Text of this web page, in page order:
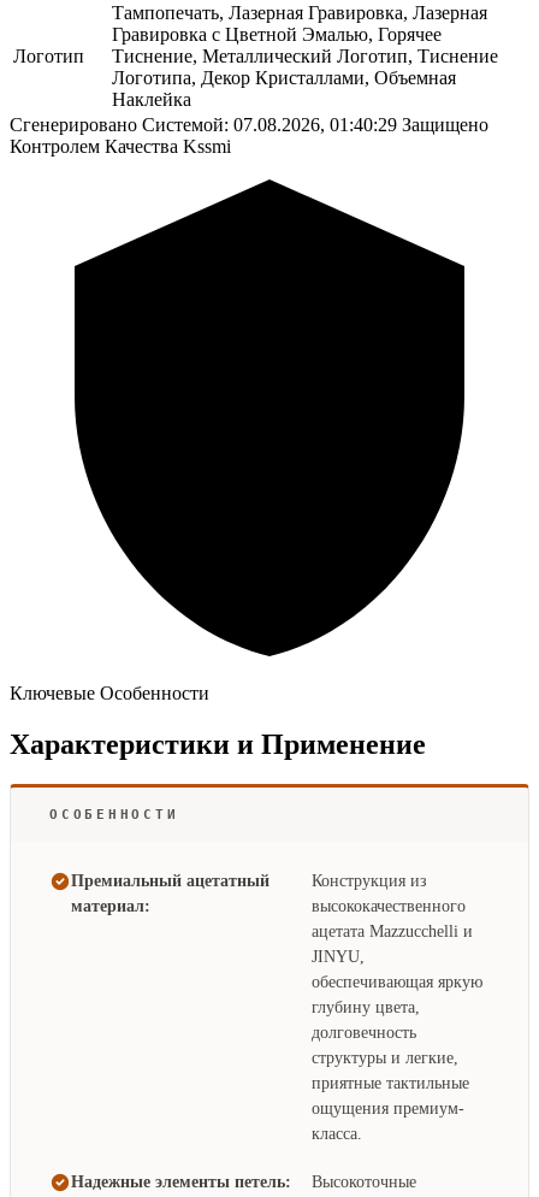
Логотип
Тампопечать, Лазерная Гравировка, Лазерная
Гравировка с Цветной Эмалью, Горячее
Тиснение, Металлический Логотип, Тиснение
Логотипа, Декор Кристаллами, Объемная
Наклейка
Сгенерировано Системой: 07.08.2026, 01:40:29 Защищено
Контролем Качества Kssmi
Ключевые Особенности
Характеристики и Применение
ОСОБЕННОСТИ
Премиальный ацетатный
материал:
Конструкция из
высококачественного
ацетата Mazzucchelli и
JINYU,
обеспечивающая яркую
глубину цвета,
долговечность
структуры и легкие,
приятные тактильные
ощущения премиум-
класса.
Надежные элементы петель:
Высокоточные